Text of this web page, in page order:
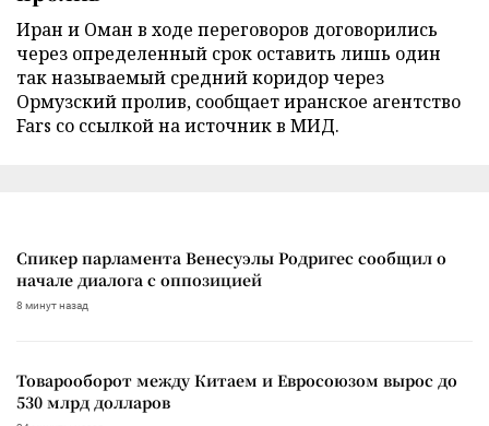
Иран и Оман в ходе переговоров договорились
через определенный срок оставить лишь один
так называемый средний коридор через
Ормузский пролив, сообщает иранское агентство
Fars со ссылкой на источник в МИД.
Спикер парламента Венесуэлы Родригес сообщил о
начале диалога с оппозицией
8 минут назад
Товарооборот между Китаем и Евросоюзом вырос до
530 млрд долларов